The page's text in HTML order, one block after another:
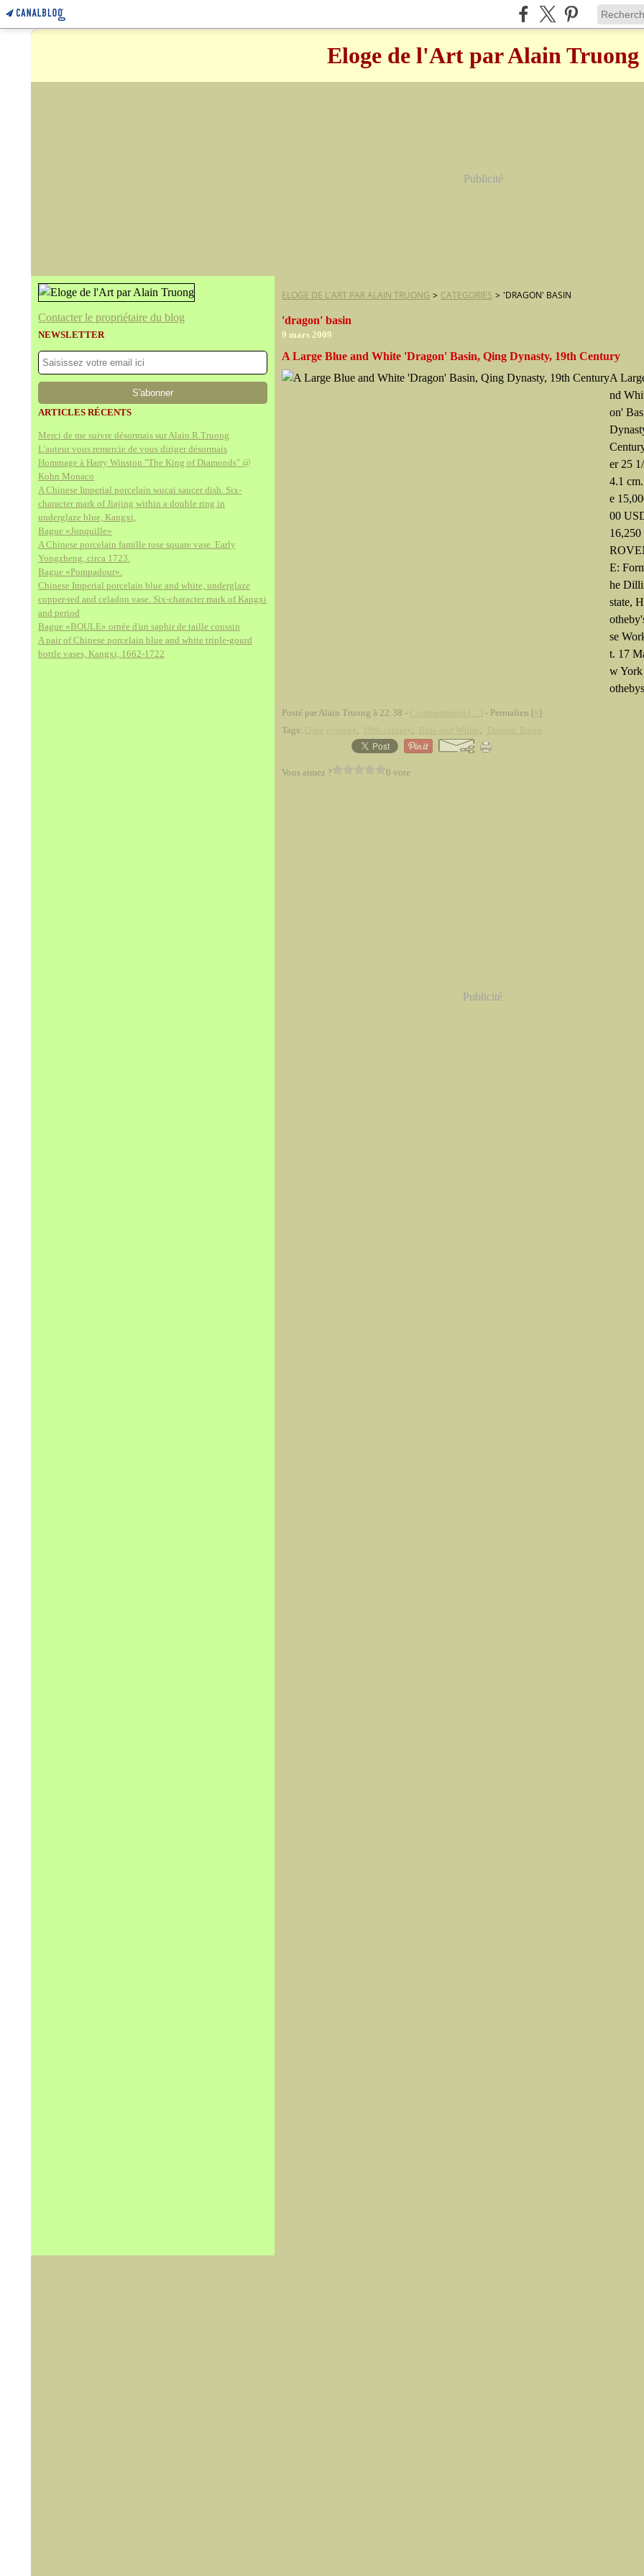
Eloge de l'Art par Alain Truong
Publicité
Contacter le propriétaire du blog
NEWSLETTER
ARTICLES RÉCENTS
Merci de me suivre désormais sur Alain.R.Truong
L'auteur vous remercie de vous diriger désormais
Hommage à Harry Winston "The King of Diamonds" @
Kohn Monaco
A Chinese Imperial porcelain wucai saucer dish. Six-
character mark of Jiajing within a double ring in
underglaze blue, Kangxi,
Bague «Jonquille»
A Chinese porcelain famille rose square vase. Early
Yongzheng, circa 1723.
Bague «Pompadour».
Chinese Imperial porcelain blue and white, underglaze
copper-red and celadon vase. Six-character mark of Kangxi
and period
Bague «BOULE» ornée d'un saphir de taille coussin
A pair of Chinese porcelain blue and white triple-gourd
bottle vases, Kangxi, 1662-1722
ELOGE DE L'ART PAR ALAIN TRUONG > CATEGORIES > 'DRAGON' BASIN
'dragon' basin
9 mars 2009
A Large Blue and White 'Dragon' Basin, Qing Dynasty, 19th Century
A
nd
on'
er 25
4.1
e
00
E:
he
state,
se
t. 17
w
Posté par Alain Truong à 22:38 - - Permalien [ ]
Tags:
, , ,
Vous aimez ? 0 vote
Publicité